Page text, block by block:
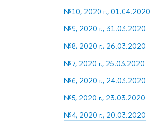
№10, 2020 г., 01.04.2020
№9, 2020 г., 31.03.2020
№8, 2020 г., 26.03.2020
№7, 2020 г., 25.03.2020
№6, 2020 г., 24.03.2020
№5, 2020 г., 23.03.2020
№4, 2020 г., 20.03.2020